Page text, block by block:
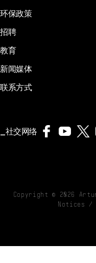
环保政策
招聘
教育
新闻媒体
联系方式
社交网络
Copyright © 2026
Notices
/